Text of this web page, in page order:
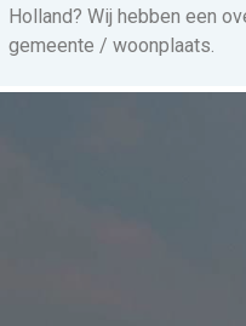
Holland? Wij hebben een
gemeente / woonplaats.